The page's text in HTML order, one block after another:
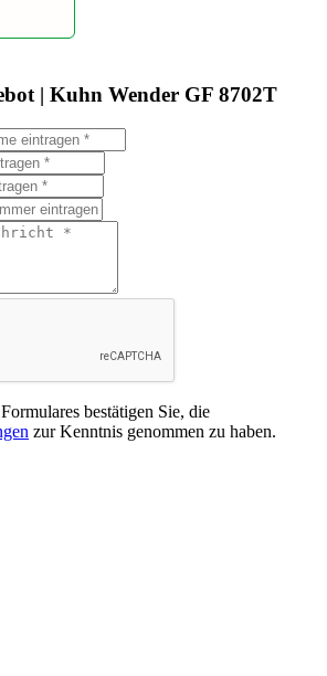
| Kuhn Wender GF 8702T
bestätigen Sie, die
zur Kenntnis genommen zu haben.